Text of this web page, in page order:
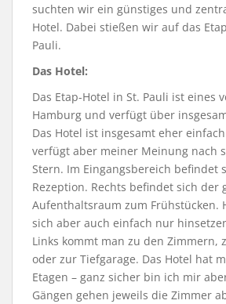
suchten wir ein günstiges und
Hotel. Dabei stießen wir auf das
Pauli.
Das Hotel:
Das Etap-Hotel in St. Pauli ist eines
Hamburg und verfügt über
Das Hotel ist insgesamt eher
verfügt aber meiner Meinung nach
Stern. Im Eingangsbereich befindet
Rezeption. Rechts befindet sich der
Aufenthaltsraum zum Frühstücken.
sich aber auch einfach nur
Links kommt man zu den Zimmern,
oder zur Tiefgarage. Das Hotel hat
Etagen – ganz sicher bin ich mir
Gängen gehen jeweils die Zimmer